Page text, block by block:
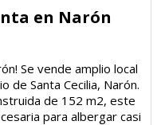
en Narón
Se vende amplio local
de Santa Cecilia, Narón.
de 152 m2, este
para albergar casi